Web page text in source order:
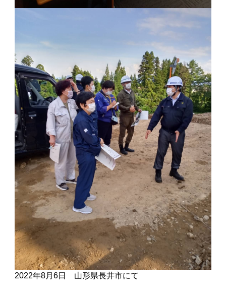
2022年8月6日 山形県長井市にて